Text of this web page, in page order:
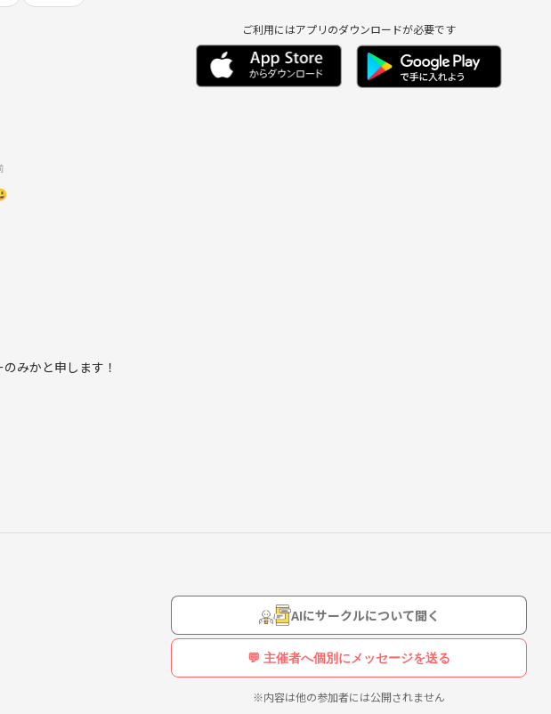
ご利用にはアプリのダウンロードが必要です
な会社員です！
来たら嬉しいです♪また、やったことをない
でぜひぜひ教えてください😊
みかと申します！
でも話しやすい雰囲気を大事にしてます😌
など、気軽に楽しめる企画をしています♪
りを増やしたい！
外に出てみたい！
AIにサークルについて聞く
💬 主催者へ個別にメッセージを送る
※内容は他の参加者には公開されません